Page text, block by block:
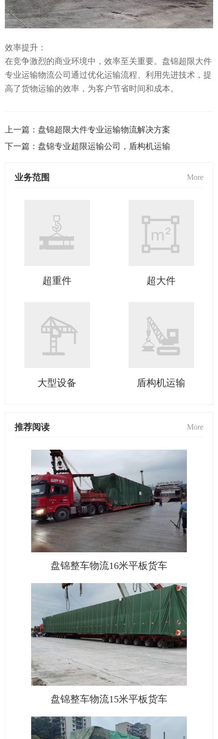
效率提升：
在竞争激烈的商业环境中，效率至关重要。盘锦超限大件
专业运输物流公司通过优化运输流程、利用先进技术，提
高了货物运输的效率，为客户节省时间和成本。
上一篇： 盘锦超限大件专业运输物流解决方案
下一篇： 盘锦专业超限运输公司，盾构机运输
业务范围 More
超重件 超大件
大型设备 盾构机运输
推荐阅读 More
盘锦整车物流16米平板货车
盘锦整车物流15米平板货车